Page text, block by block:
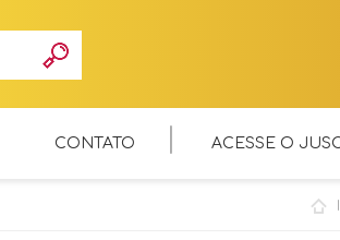
CONTATO ACESSE O